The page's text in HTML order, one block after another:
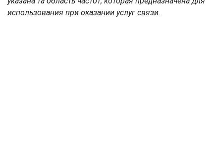
использования при оказании услуг связи.